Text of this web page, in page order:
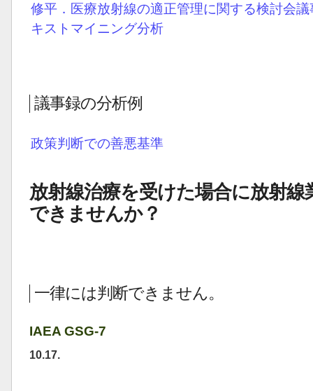
修平．医療放射線の適正管理に関する検討会
キストマイニング分析
議事録の分析例
政策判断での善悪基準
放射線治療を受けた場合に放射線
できませんか？
一律には判断できません。
IAEA GSG-7
10.17.